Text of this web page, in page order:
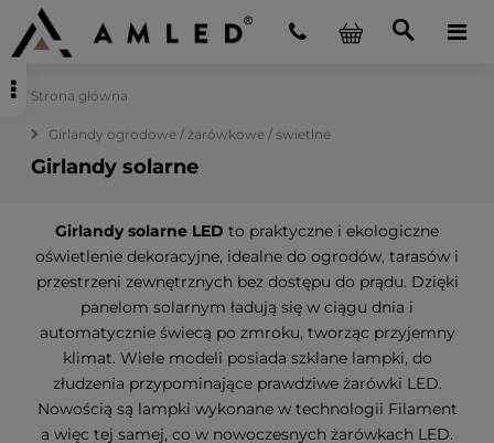
Strona główna
Girlandy ogrodowe / żarówkowe / świetlne
Girlandy solarne
Girlandy solarne LED to praktyczne i ekologiczne
oświetlenie dekoracyjne, idealne do ogrodów, tarasów i
przestrzeni zewnętrznych bez dostępu do prądu. Dzięki
panelom solarnym ładują się w ciągu dnia i
automatycznie świecą po zmroku, tworząc przyjemny
klimat. Wiele modeli posiada szklane lampki, do
złudzenia przypominające prawdziwe żarówki LED.
Nowością są lampki wykonane w technologii Filament
a więc tej samej, co w nowoczesnych żarówkach LED.